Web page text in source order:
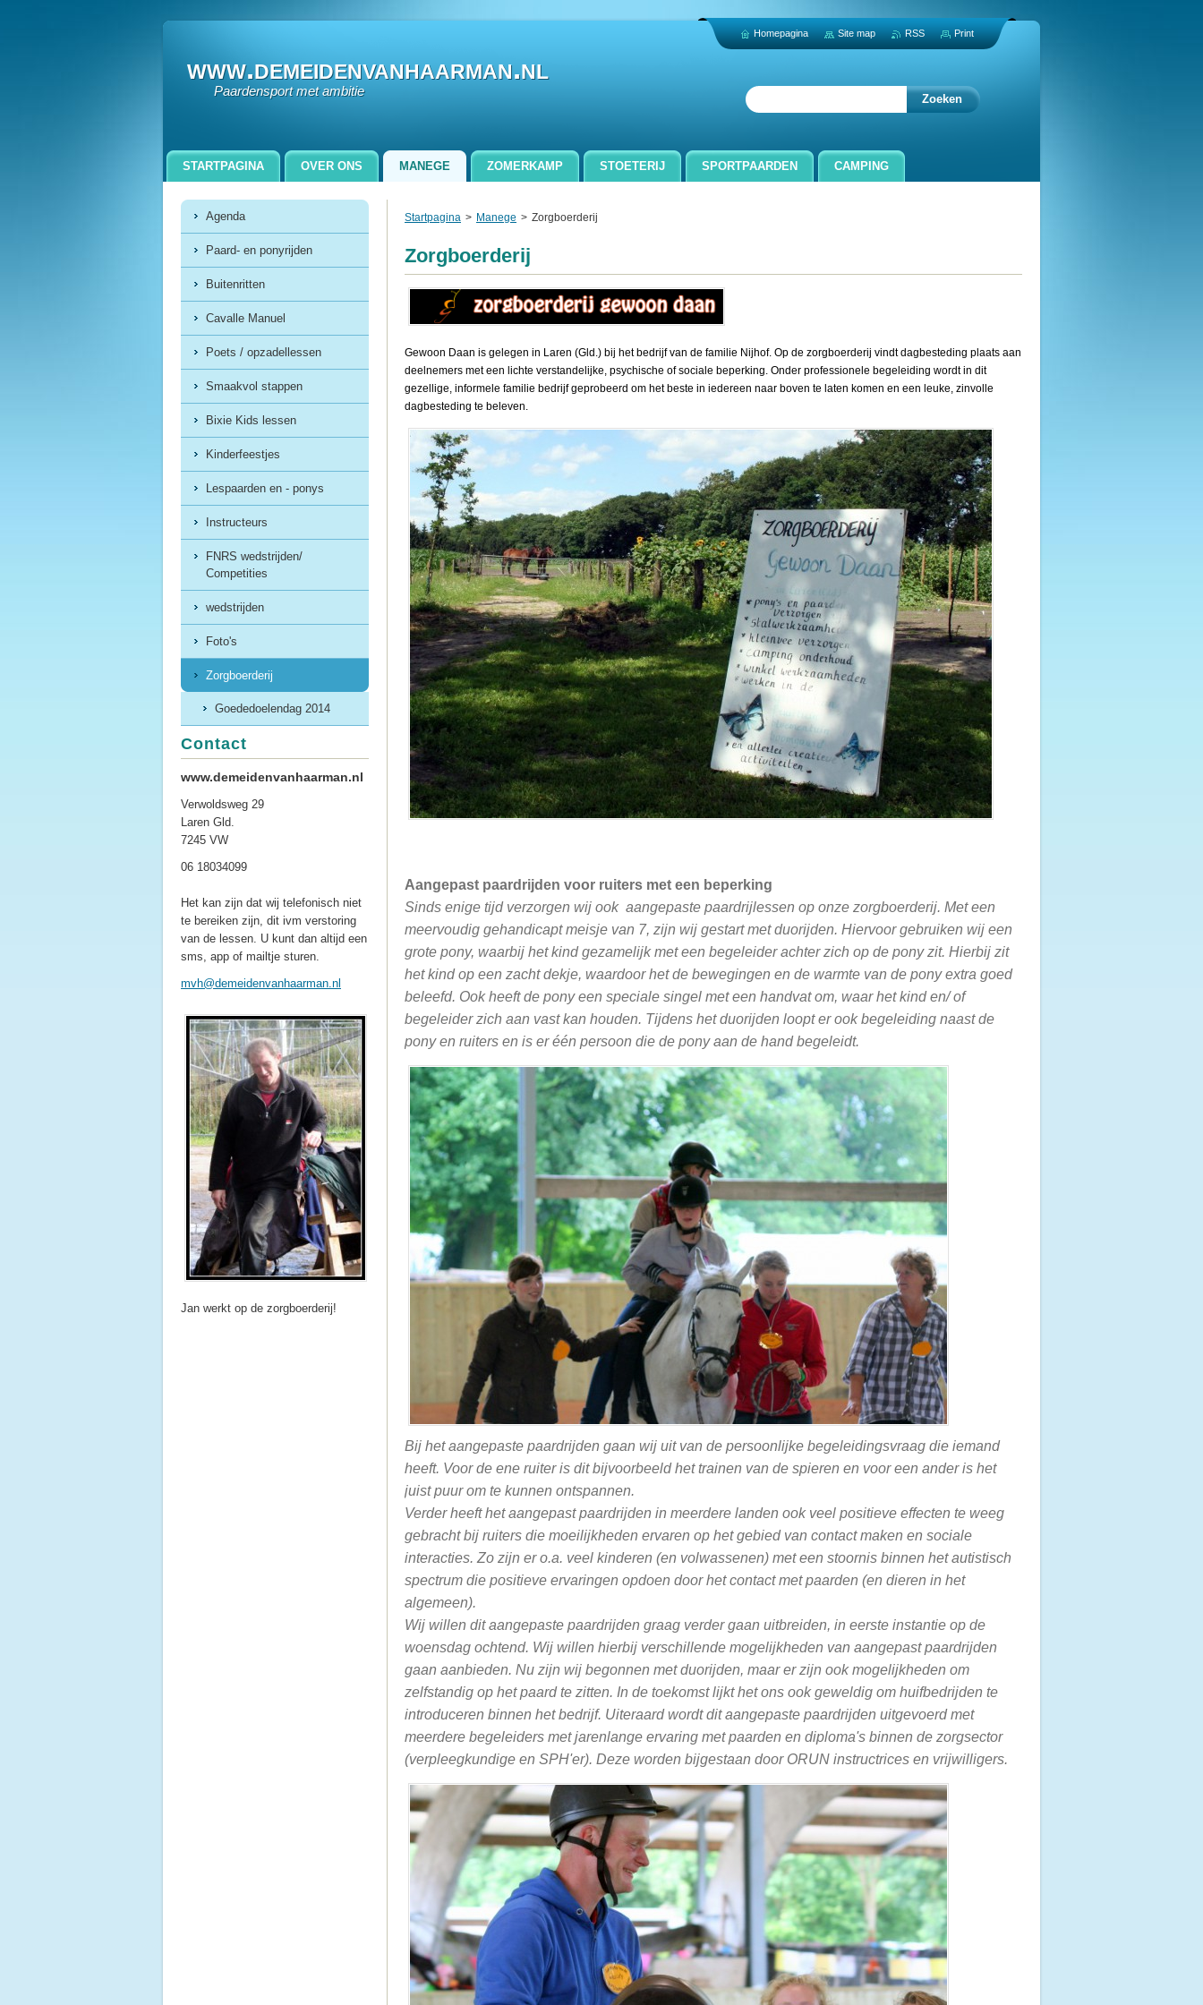
www.demeidenvanhaarman.nl
Paardensport met ambitie
Startpagina > Manege > Zorgboerderij
Zorgboerderij
Gewoon Daan is gelegen in Laren (Gld.) bij het bedrijf van de familie Nijhof. Op de zorgboerderij vindt dagbesteding plaats aan
deelnemers met een lichte verstandelijke, psychische of sociale beperking. Onder professionele begeleiding wordt in dit
gezellige, informele familie bedrijf geprobeerd om het beste in iedereen naar boven te laten komen en een leuke, zinvolle
dagbesteding te beleven.
Aangepast paardrijden voor ruiters met een beperking
Sinds enige tijd verzorgen wij ook aangepaste paardrijlessen op onze zorgboerderij. Met een
meervoudig gehandicapt meisje van 7, zijn wij gestart met duorijden. Hiervoor gebruiken wij een
grote pony, waarbij het kind gezamelijk met een begeleider achter zich op de pony zit. Hierbij zit
het kind op een zacht dekje, waardoor het de bewegingen en de warmte van de pony extra goed
beleefd. Ook heeft de pony een speciale singel met een handvat om, waar het kind en/ of
begeleider zich aan vast kan houden. Tijdens het duorijden loopt er ook begeleiding naast de
pony en ruiters en is er één persoon die de pony aan de hand begeleidt.
Bij het aangepaste paardrijden gaan wij uit van de persoonlijke begeleidingsvraag die iemand
heeft. Voor de ene ruiter is dit bijvoorbeeld het trainen van de spieren en voor een ander is het
juist puur om te kunnen ontspannen.
Verder heeft het aangepast paardrijden in meerdere landen ook veel positieve effecten te weeg
gebracht bij ruiters die moeilijkheden ervaren op het gebied van contact maken en sociale
interacties. Zo zijn er o.a. veel kinderen (en volwassenen) met een stoornis binnen het autistisch
spectrum die positieve ervaringen opdoen door het contact met paarden (en dieren in het
algemeen).
Wij willen dit aangepaste paardrijden graag verder gaan uitbreiden, in eerste instantie op de
woensdag ochtend. Wij willen hierbij verschillende mogelijkheden van aangepast paardrijden
gaan aanbieden. Nu zijn wij begonnen met duorijden, maar er zijn ook mogelijkheden om
zelfstandig op het paard te zitten. In de toekomst lijkt het ons ook geweldig om huifbedrijden te
introduceren binnen het bedrijf. Uiteraard wordt dit aangepaste paardrijden uitgevoerd met
meerdere begeleiders met jarenlange ervaring met paarden en diploma's binnen de zorgsector
(verpleegkundige en SPH'er). Deze worden bijgestaan door ORUN instructrices en vrijwilligers.
Agenda
Paard- en ponyrijden
Buitenritten
Cavalle Manuel
Poets / opzadellessen
Smaakvol stappen
Bixie Kids lessen
Kinderfeestjes
Lespaarden en - ponys
Instructeurs
FNRS wedstrijden/
Competities
wedstrijden
Foto's
Zorgboerderij
Goededoelendag 2014
Contact
www.demeidenvanhaarman.nl
Verwoldsweg 29
Laren Gld.
7245 VW
06 18034099
Het kan zijn dat wij telefonisch niet
te bereiken zijn, dit ivm verstoring
van de lessen. U kunt dan altijd een
sms, app of mailtje sturen.
mvh@demeidenvanhaarman.n
Jan werkt op de zorgboerderij!
STARTPAGINA OVER ONS MANEGE ZOMERKAMP STOETERIJ SPORTPAARDEN CAMPING
ZORGBOERDERIJ GEWOON DAAN
Homepagina Site map RSS Print